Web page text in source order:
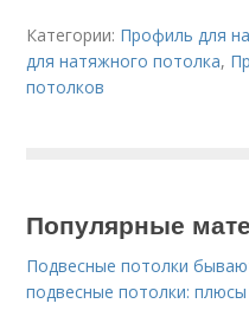
Категории: Профиль для
для натяжного потолка,
потолков
Популярные
Подвесные потолки
подвесные потолки: